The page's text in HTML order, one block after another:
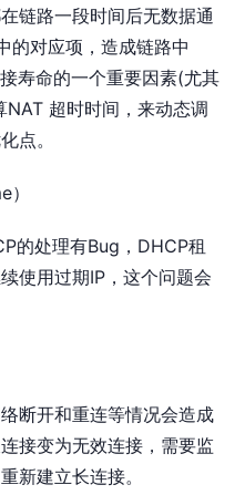
链路一段时间后无数据通
的对应项，造成链路中
寿命的一个重要因素(尤其
超时时间，来动态调
点。
的处理有Bug，DHCP租
使用过期IP，这个问题会
断开和重连等情况会造成
接变为无效连接，需要监
新建立长连接。